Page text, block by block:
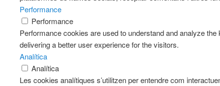
Performance
Performance
Performance cookies are used to understand and analyze
delivering a better user experience for the visitors.
Analítica
Analítica
Les cookies analítiques s’utilitzen per entendre com